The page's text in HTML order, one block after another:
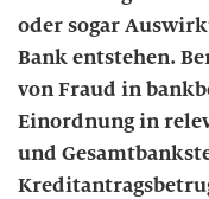
oder sogar
Bank entstehen.
von Fraud in
Einordnung in
und